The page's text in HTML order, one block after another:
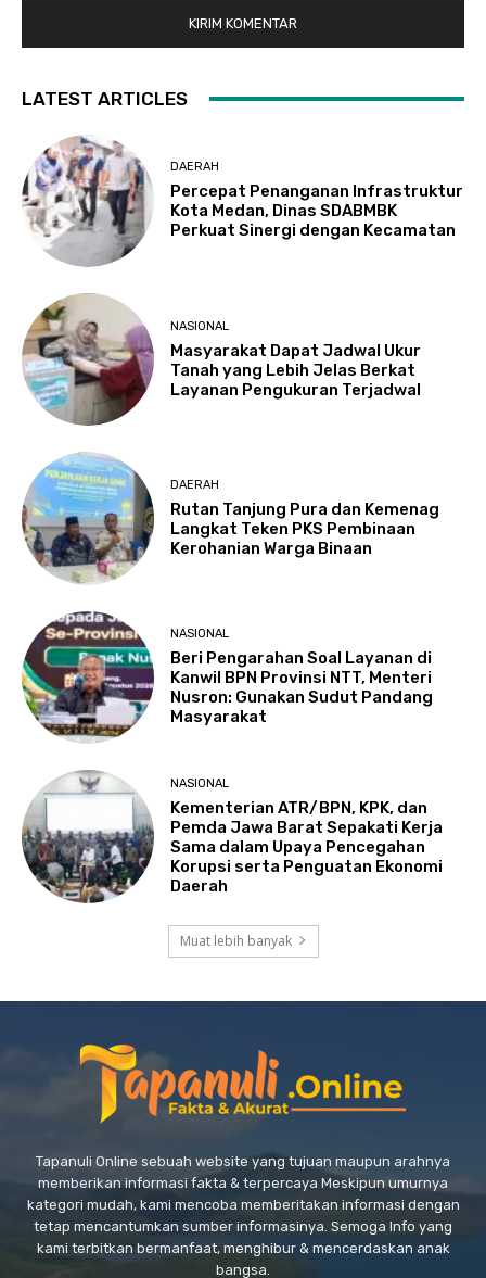
LATEST ARTICLES
DAERAH
Percepat Penanganan Infrastruktur
Kota Medan, Dinas SDABMBK
Perkuat Sinergi dengan Kecamatan
NASIONAL
Masyarakat Dapat Jadwal Ukur
Tanah yang Lebih Jelas Berkat
Layanan Pengukuran Terjadwal
DAERAH
Rutan Tanjung Pura dan Kemenag
Langkat Teken PKS Pembinaan
Kerohanian Warga Binaan
NASIONAL
Beri Pengarahan Soal Layanan di
Kanwil BPN Provinsi NTT, Menteri
Nusron: Gunakan Sudut Pandang
Masyarakat
NASIONAL
Kementerian ATR/BPN, KPK, dan
Pemda Jawa Barat Sepakati Kerja
Sama dalam Upaya Pencegahan
Korupsi serta Penguatan Ekonomi
Daerah
Muat lebih banyak
Tapanuli Online sebuah website yang tujuan maupun arahnya
memberikan informasi fakta & terpercaya Meskipun umurnya
kategori mudah, kami mencoba memberitakan informasi dengan
tetap mencantumkan sumber informasinya. Semoga Info yang
kami terbitkan bermanfaat, menghibur & mencerdaskan anak
bangsa.